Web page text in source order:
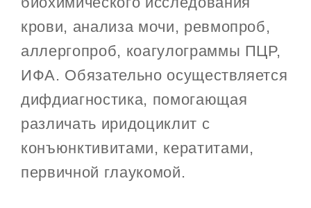
крови, анализа мочи, ревмопроб,
аллергопроб, коагулограммы ПЦР,
ИФА. Обязательно осуществляется
дифдиагностика, помогающая
различать иридоциклит с
конъюнктивитами, кератитами,
первичной глаукомой.